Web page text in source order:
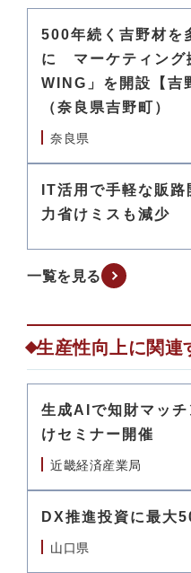
500年続く吉野材を
に マーケティング
WING」を開設【吉
（奈良県吉野町）
奈良県
IT活用で手軽な販
力省けミスも減少
一覧を見る
生産性向上に関連
生成AIで知財マッチ
けセミナー開催
近畿経済産業局
DX推進投資に最大
山口県